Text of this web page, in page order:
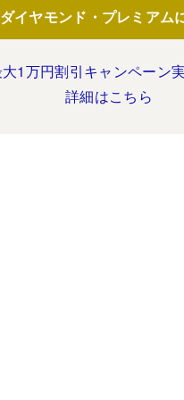
ダイヤモンド・プレミアム
1万円割引キャンペーン
詳細はこちら